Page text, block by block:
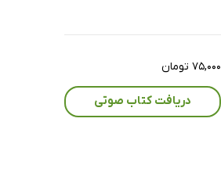
۷۵,۰۰۰ تومان
دریافت کتاب صوتی